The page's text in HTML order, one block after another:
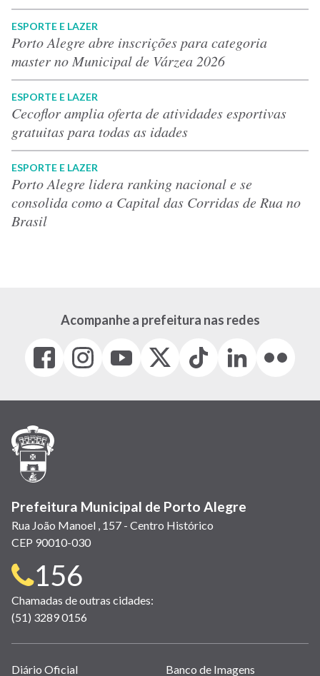
ESPORTE E LAZER
Porto Alegre abre inscrições para categoria
master no Municipal de Várzea 2026
ESPORTE E LAZER
Cecoflor amplia oferta de atividades esportivas
gratuitas para todas as idades
ESPORTE E LAZER
Porto Alegre lidera ranking nacional e se
consolida como a Capital das Corridas de Rua no
Brasil
Acompanhe a prefeitura nas redes
Facebook
(link
em
janela)
Instagram
(link
em
(link
em
(Antigo
(link
Tiktok
(link
em
LinkedIn
(link
em
(link
em
Prefeitura Municipal de Porto Alegre
Rua João Manoel , 157 - Centro Histórico
CEP 90010-030
Telefone
para
contato:
156
Chamadas de outras cidades:
(51) 3289 0156
Links
Diário Oficial Banco de Imagens